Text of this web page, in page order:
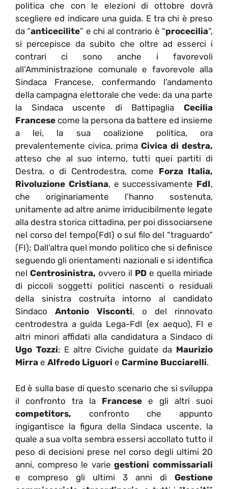
politica che con le elezioni di ottobre dovrà
scegliere ed indicare una guida. E tra chi è preso
da “anticecilite” e chi al contrario è “procecilia“,
si percepisce da subito che oltre ad esserci i
contrari ci sono anche i favorevoli
all’Amministrazione comunale e favorevole alla
Sindaca Francese, confermando l’andamento
della campagna elettorale che vede: da una parte
la Sindaca uscente di Battipaglia Cecilia
Francese come la persona da battere ed insieme
a lei, la sua coalizione politica, ora
prevalentemente civica, prima Civica di destra,
atteso che al suo interno, tutti quei partiti di
Destra, o di Centrodestra, come Forza Italia,
Rivoluzione Cristiana, e successivamente FdI,
che originariamente l’hanno sostenuta,
unitamente ad altre anime irriducibilmente legate
alla destra storica cittadina, per poi dissociarsene
nel corso del tempo(FdI) o sul filo del “traguardo”
(FI); Dall’altra quel mondo politico che si definisce
seguendo gli orientamenti nazionali e si identifica
nel Centrosinistra, ovvero il PD e quella miriade
di piccoli soggetti politici nascenti o residuali
della sinistra costruita intorno al candidato
Sindaco Antonio Visconti, o del rinnovato
centrodestra a guida Lega-FdI (ex aequo), FI e
altri minori affidati alla candidatura a Sindaco di
Ugo Tozzi; E altre Civiche guidate da Maurizio
Mirra e Alfredo Liguori e Carmine Bucciarelli.
Ed è sulla base di questo scenario che si sviluppa
il confronto tra la Francese e gli altri suoi
competitors, confronto che appunto
ingigantisce la figura della Sindaca uscente, la
quale a sua volta sembra essersi accollato tutto il
peso di decisioni prese nel corso degli ultimi 20
anni, compreso le variegestioni commissariali
e compreso gli ultimi 3 anni di Gestione